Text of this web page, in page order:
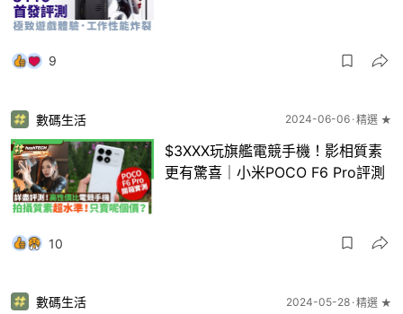
9
數碼生活 2024-06-06 精選 ★
$3XXX玩旗艦電競手機！影相質素
更有驚喜｜小米POCO F6 Pro評測
10
數碼生活 2024-05-28 精選 ★